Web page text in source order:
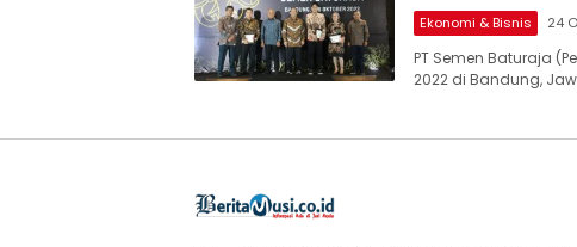
Ekonomi & Bisnis 24
PT Semen Baturaja
2022 di Bandung,